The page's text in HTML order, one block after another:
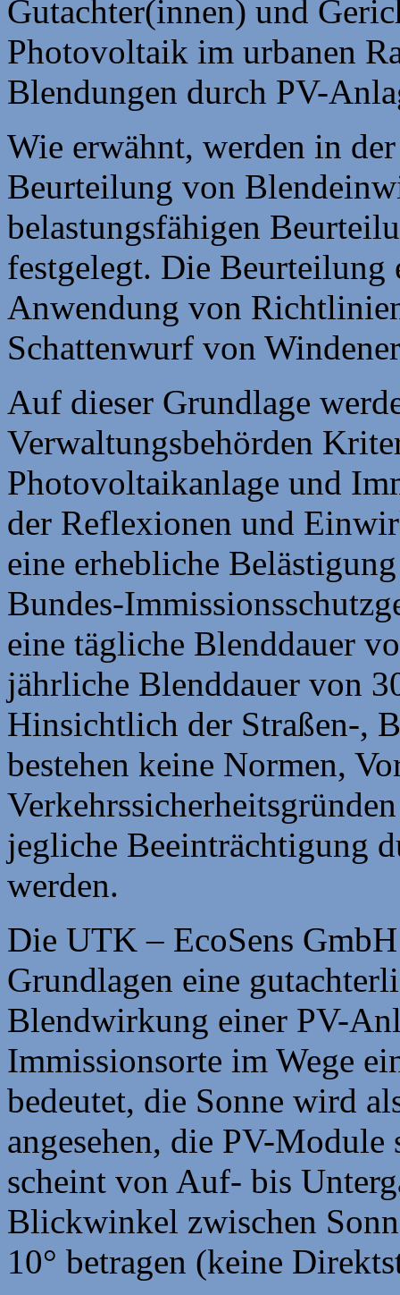
Gutachter(innen) und
Photovoltaik im urbanen
Blendungen durch PV-
Wie erwähnt, werden in
Beurteilung von
belastungsfähigen
festgelegt. Die
Anwendung von
Schattenwurf von
Auf dieser Grundlage
Verwaltungsbehörden
Photovoltaikanlage und
der Reflexionen und
eine erhebliche
Bundes-
eine tägliche Blenddauer
jährliche Blenddauer von
Hinsichtlich der Straßen-,
bestehen keine Normen,
jegliche Beeinträchtigung
werden.
Die UTK – EcoSens
Grundlagen eine
Blendwirkung einer PV-
Immissionsorte im Wege
bedeutet, die Sonne wird
angesehen, die PV-
scheint von Auf- bis
Blickwinkel zwischen
10° betragen (keine